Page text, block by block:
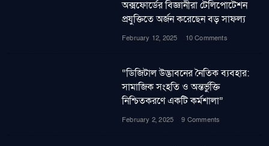
অক্সফোর্ডের বিজ্ঞানীরা টেলিপোর্টেশন
প্রযুক্তিতে অর্জন করেছেন বড় সাফল্য
February 12, 2025 10 Comments
“ডিজিটাল উদ্ভাবনের নৈতিক ব্যবহার:
সামাজিক সংহতি ও অন্তর্ভুক্তি
নিশ্চিতকরণে একটি কর্মশালা”
February 2, 2025 9 Comments